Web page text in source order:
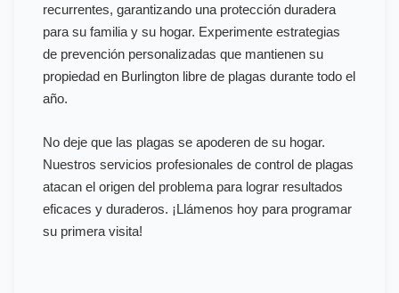
recurrentes, garantizando una protección duradera
para su familia y su hogar. Experimente estrategias
de prevención personalizadas que mantienen su
propiedad en Burlington libre de plagas durante todo el
año.
No deje que las plagas se apoderen de su hogar.
Nuestros servicios profesionales de control de plagas
atacan el origen del problema para lograr resultados
eficaces y duraderos. ¡Llámenos hoy para programar
su primera visita!